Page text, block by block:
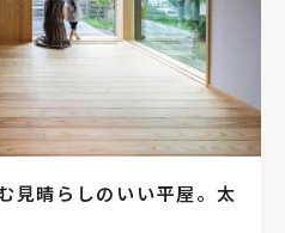
見晴らしのいい平屋。太